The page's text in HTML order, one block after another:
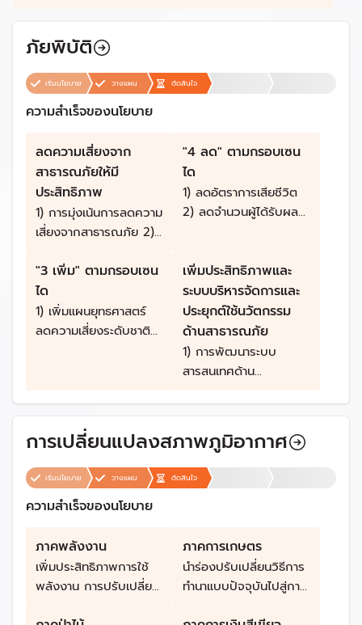
ภัยพิบัติ
เริ่มนโยบาย วางแผน ตัดสินใจ
ความสำเร็จของนโยบาย
ลดความเสี่ยงจาก
สาธารณภัยให้มี
ประสิทธิภาพ
1) การมุ่งเน้นการลดความ
เสี่ยงจากสาธารณภัย 2)
บริหารจัดการและประยุกต์
ใช้นวัตกรรมด้าน
สาธารณภัย 3) ส่งเสริม
ความเป็นหุ้นส่วนระหว่าง
จัดการภาวะฉุกเฉินแบบ
บูรณาการ 5) การเพิ่ม
ประสิทธิภาพการฟื้นฟู
อย่างยั่งยืน
"4 ลด" ตามกรอบเซน
ได
1) ลดอัตราการเสียชีวิต
2) ลดจำนวนผู้ได้รับผลก
ความเสียหายต่อ
สาธารณูปโภค
สาธารณูปการ และบริการ
พื้นฐาน
"3 เพิ่ม" ตามกรอบเซน
ได
1) เพิ่มแผนยุทธศาสตร์
ลดความเสี่ยงระดับชาติ
เพิ่มการเข้าถึงข้อมูลการ
แจ้งเตือนภัยล่วงหน้าและ
ข้อมูลความเสี่ยง
เพิ่มประสิทธิภาพและ
ระบบบริหารจัดการและ
ประยุกต์ใช้นวัตกรรม
ด้านสาธารณภัย
1) การพัฒนาระบบ
สารสนเทศด้าน
พัฒนาการจัดการองค์
ความเสี่ยงจาก
สาธารณภัย 3)
พัฒนาการสื่อสารความ
การลงทุนด้านการจัดการ
ความเสี่ยงจาก
สาธารณภัยแบบมีส่วน
การเปลี่ยนแปลงสภาพภูมิอากาศ
เริ่มนโยบาย วางแผน ตัดสินใจ
ความสำเร็จของนโยบาย
ภาคพลังงาน
เพิ่มประสิทธิภาพการใช้
พลังงาน การปรับเปลี่ยน
ภาคการเกษตร
นำร่องปรับเปลี่ยนวิธีการ
ทำนาแบบปัจจุบันไปสู่การ